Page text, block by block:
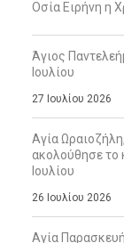
Οσία Ειρήνη η
Άγιος
Ιουλίου
27 Ιουλίου 2026
Αγία
ακολούθησε το
Ιουλίου
26 Ιουλίου 2026
Αγία